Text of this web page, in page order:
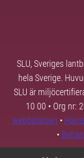
SLU, Sveriges
hela Sverige.
SLU är
10 00 • Org nr:
webbplatsen •
•